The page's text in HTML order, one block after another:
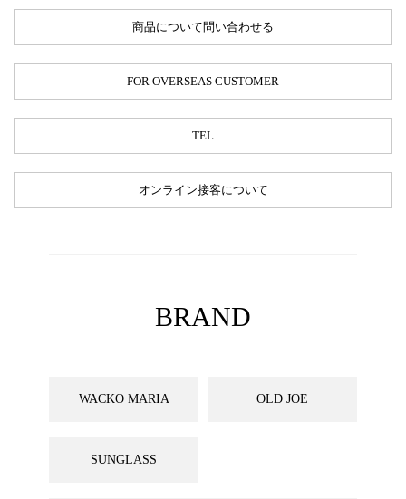
商品について問い合わせる
FOR OVERSEAS CUSTOMER
TEL
オンライン接客について
BRAND
WACKO MARIA OLD JOE
SUNGLASS